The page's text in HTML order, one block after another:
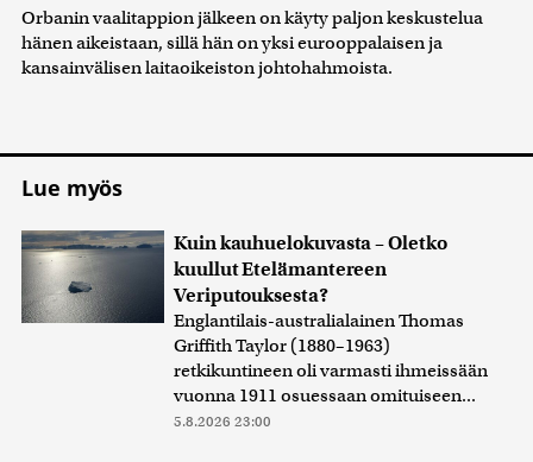
Orbanin vaalitappion jälkeen on käyty paljon keskustelua
hänen aikeistaan, sillä hän on yksi eurooppalaisen ja
kansainvälisen laitaoikeiston johtohahmoista.
Lue myös
Kuin kauhuelokuvasta – Oletko
kuullut Etelämantereen
Veriputouksesta?
Englantilais-australialainen Thomas
Griffith Taylor (1880–1963)
retkikuntineen oli varmasti ihmeissään
vuonna 1911 osuessaan omituiseen...
5.8.2026 23:00